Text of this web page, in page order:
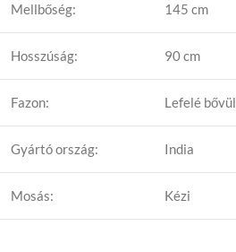
Mellbőség: 145 cm
Hosszúság: 90 cm
Fazon: Lefelé bővül
Gyártó ország: India
Mosás: Kézi